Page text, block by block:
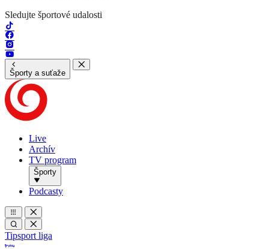
Sledujte športové udalosti
Športy a suťaže
Live
Archív
TV program
Športy
Podcasty
Tipsport liga